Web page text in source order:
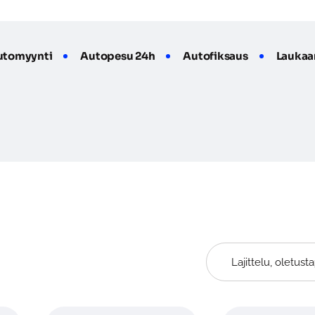
Autopesu 24h Autofiksaus
Lajittelu,